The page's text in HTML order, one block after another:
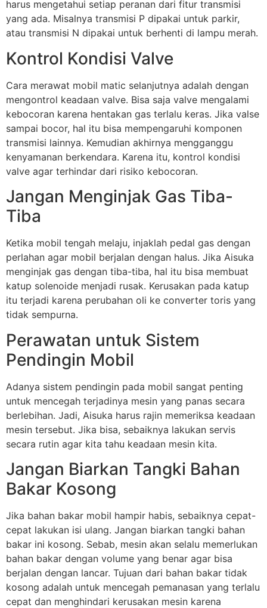
harus mengetahui setiap peranan dari fitur transmisi
yang ada. Misalnya transmisi P dipakai untuk parkir,
atau transmisi N dipakai untuk berhenti di lampu merah.
Kontrol Kondisi Valve
Cara merawat mobil matic selanjutnya adalah dengan
mengontrol keadaan valve. Bisa saja valve mengalami
kebocoran karena hentakan gas terlalu keras. Jika valse
sampai bocor, hal itu bisa mempengaruhi komponen
transmisi lainnya. Kemudian akhirnya mengganggu
kenyamanan berkendara. Karena itu, kontrol kondisi
valve agar terhindar dari risiko kebocoran.
Jangan Menginjak Gas Tiba-
Tiba
Ketika mobil tengah melaju, injaklah pedal gas dengan
perlahan agar mobil berjalan dengan halus. Jika Aisuka
menginjak gas dengan tiba-tiba, hal itu bisa membuat
katup solenoide menjadi rusak. Kerusakan pada katup
itu terjadi karena perubahan oli ke converter toris yang
tidak sempurna.
Perawatan untuk Sistem
Pendingin Mobil
Adanya sistem pendingin pada mobil sangat penting
untuk mencegah terjadinya mesin yang panas secara
berlebihan. Jadi, Aisuka harus rajin memeriksa keadaan
mesin tersebut. Jika bisa, sebaiknya lakukan servis
secara rutin agar kita tahu keadaan mesin kita.
Jangan Biarkan Tangki Bahan
Bakar Kosong
Jika bahan bakar mobil hampir habis, sebaiknya cepat-
cepat lakukan isi ulang. Jangan biarkan tangki bahan
bakar ini kosong. Sebab, mesin akan selalu memerlukan
bahan bakar dengan volume yang benar agar bisa
berjalan dengan lancar. Tujuan dari bahan bakar tidak
kosong adalah untuk mencegah pemanasan yang terlalu
cepat dan menghindari kerusakan mesin karena